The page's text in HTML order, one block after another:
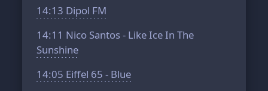
14:13 Dipol FM
14:11 Nico Santos - Like Ice In The
Sunshine
14:05 Eiffel 65 - Blue